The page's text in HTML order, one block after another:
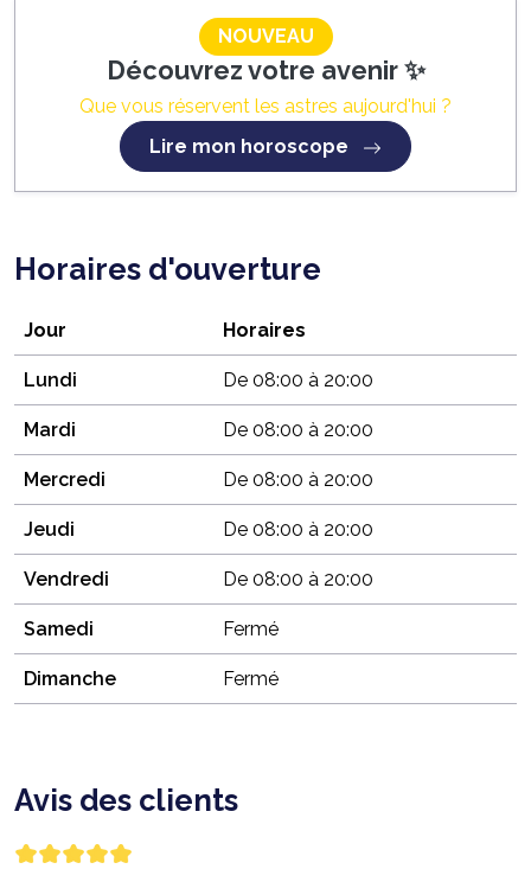
NOUVEAU
Découvrez votre avenir ✨
Que vous réservent les astres aujourd'hui ?
Lire mon horoscope
Horaires d'ouverture
Jour Horaires
Lundi De 08:00 à 20:00
Mardi De 08:00 à 20:00
Mercredi De 08:00 à 20:00
Jeudi De 08:00 à 20:00
Vendredi De 08:00 à 20:00
Samedi Fermé
Dimanche Fermé
Avis des clients